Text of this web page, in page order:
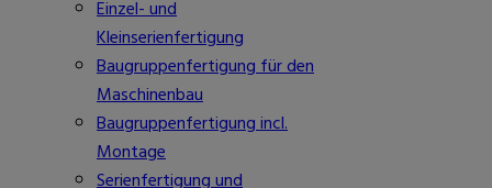
Einzel- und
Kleinserienfertigung
Baugruppenfertigung für den
Maschinenbau
Baugruppenfertigung incl.
Montage
Serienfertigung und